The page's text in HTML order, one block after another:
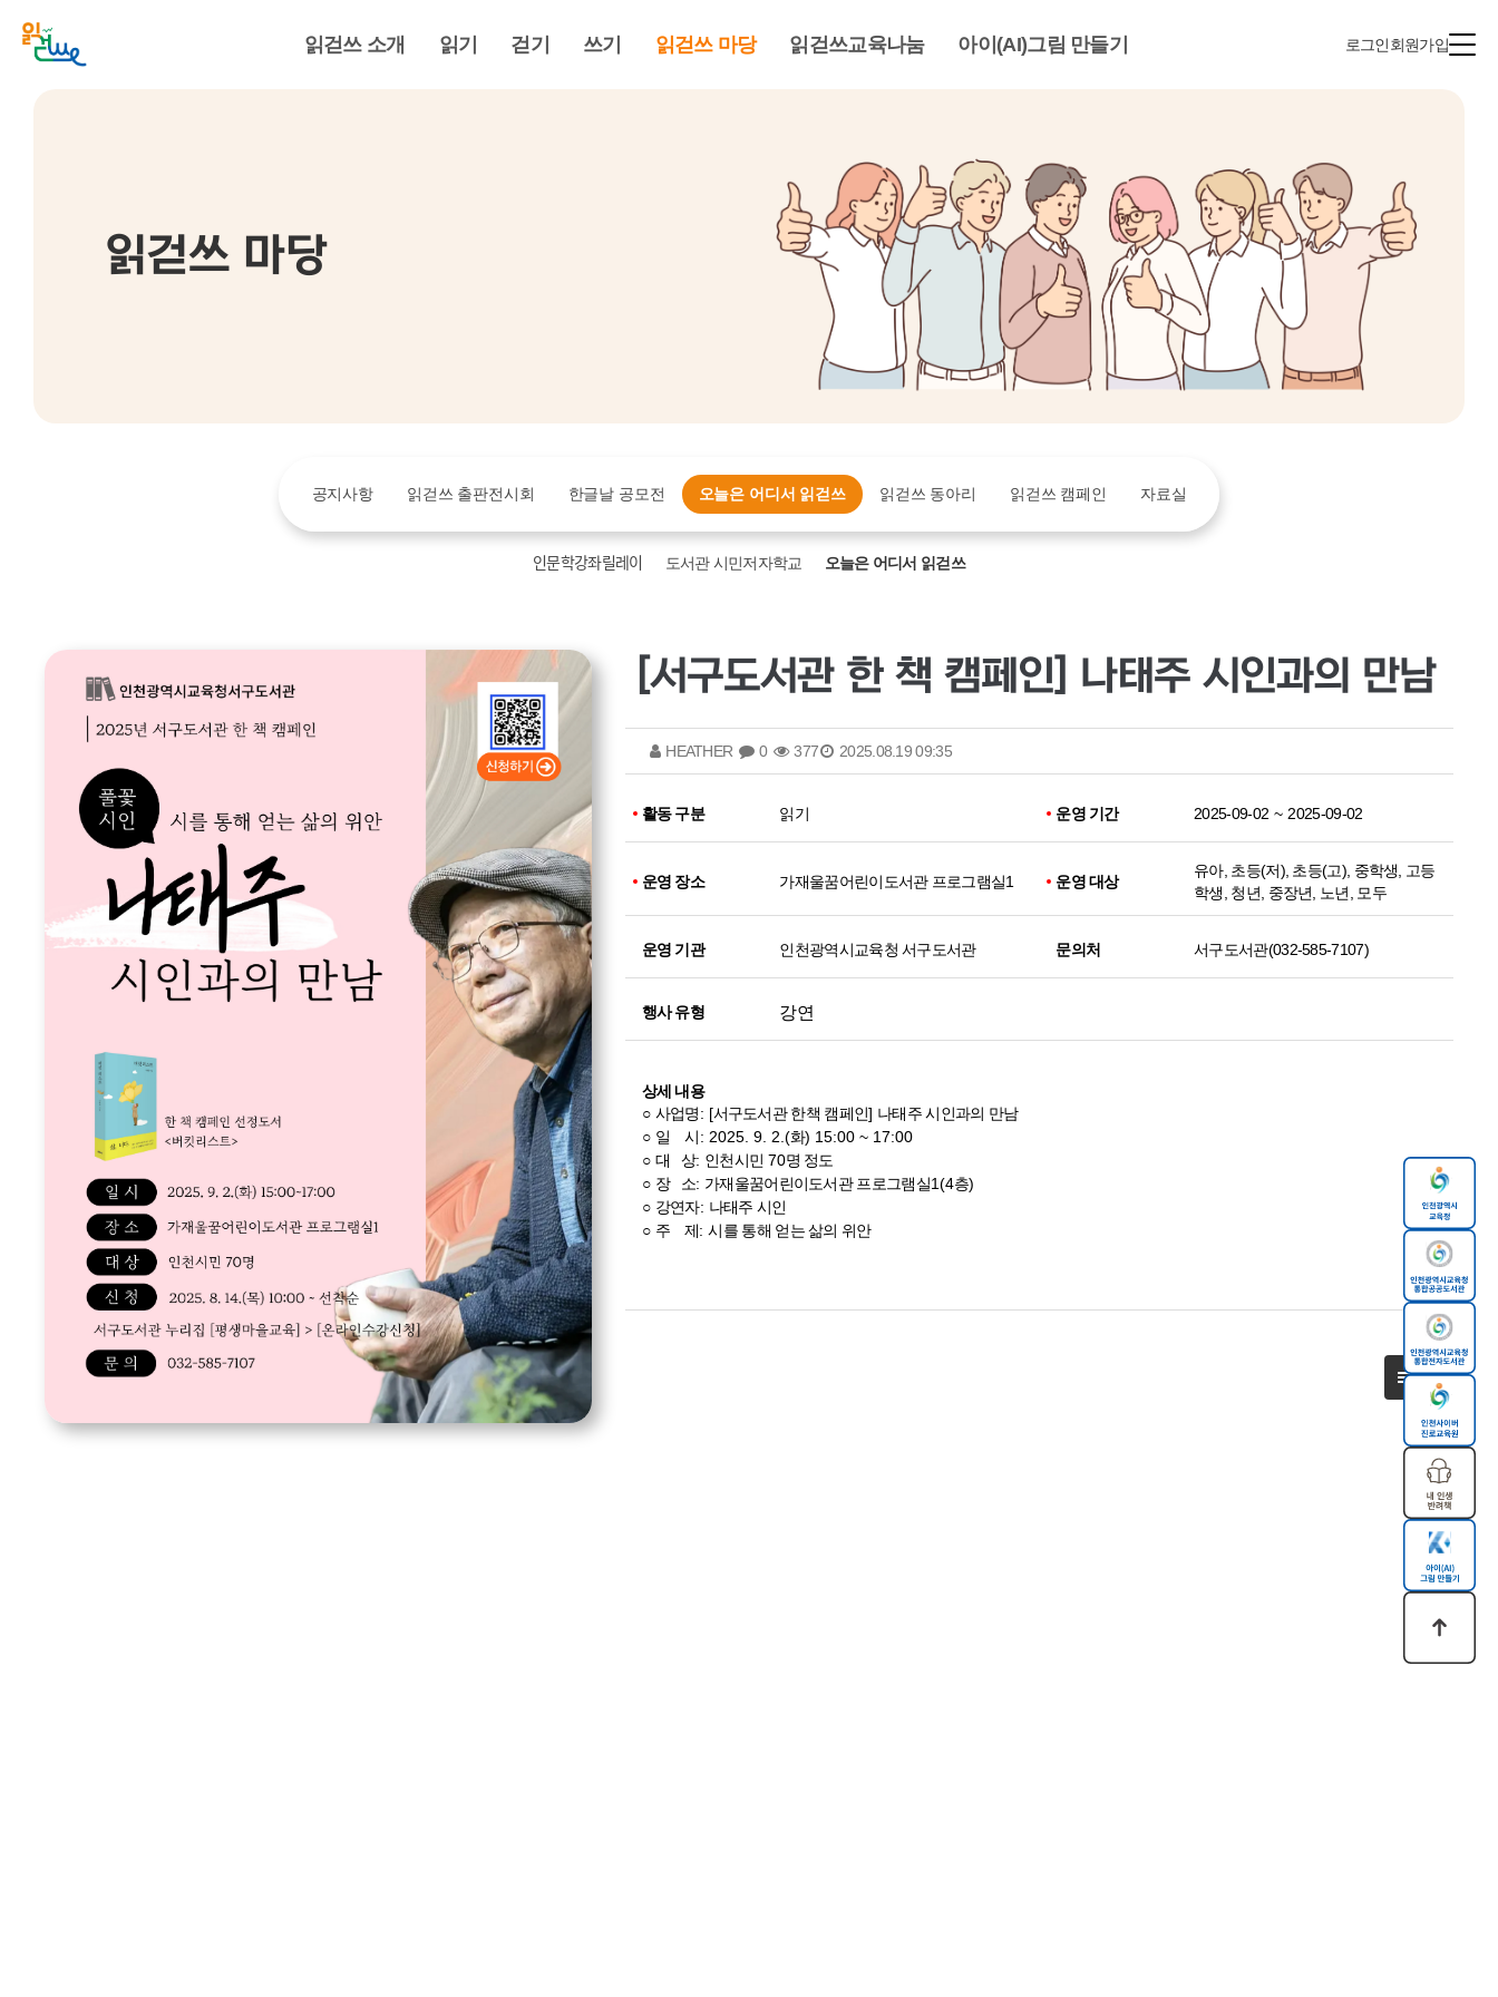
읽걷쓰 소개 읽기 걷기 쓰기 읽걷쓰 마당 읽걷쓰교육나눔 아이(AI)그림 만들기 로그인회원가입
읽걷쓰 마당
공지사항 읽걷쓰 출판전시회 한글날 공모전 오늘은 어디서 읽걷쓰 읽걷쓰 동아리 읽걷쓰 캠페인 자료실
인문학강좌릴레이 도서관 시민저자학교 오늘은 어디서 읽걷쓰
[서구도서관 한 책 캠페인] 나태주 시인과의 만남
HEATHER 0 377 2025.08.19 09:35
활동 구분 읽기 운영 기간 2025-09-02 ~ 2025-09-02
운영 장소 가재울꿈어린이도서관 프로그램실1 운영 대상
유아, 초등(저), 초등(고), 중학생, 고등
학생, 청년, 중장년, 노년, 모두
운영 기관 인천광역시교육청 서구도서관 문의처 서구도서관(032-585-7107)
행사 유형 강연
상세 내용
○ 사업명 : [서구도서관 한책 캠페인] 나태주 시인과의 만남
○ 일 시 : 2025. 9. 2.(화) 15:00 ~ 17:00
○ 대 상: 인천시민 70명 정도
○ 장 소: 가재울꿈어린이도서관 프로그램실1(4층)
○ 강연자: 나태주 시인
○ 주 제 :시를 통해 얻는 삶의 위안
목록